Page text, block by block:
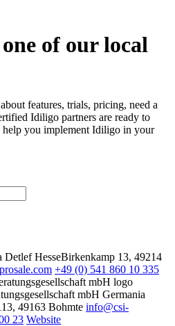
of our local
features, trials, pricing, need a
Idiligo partners are ready to
help you implement Idiligo in your
Detlef HesseBirkenkamp 13, 49214
+49 (0) 541 860 10 335
mbH Germania
49163 Bohmte info@csi-
23 Website